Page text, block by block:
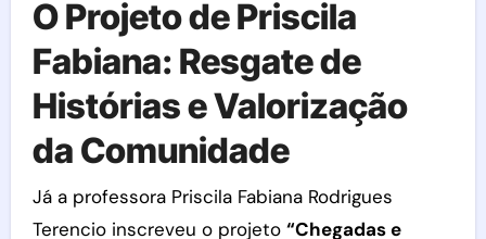
O Projeto de Priscila
Fabiana: Resgate de
Histórias e Valorização
da Comunidade
Já a professora Priscila Fabiana Rodrigues
Terencio inscreveu o projeto “Chegadas e